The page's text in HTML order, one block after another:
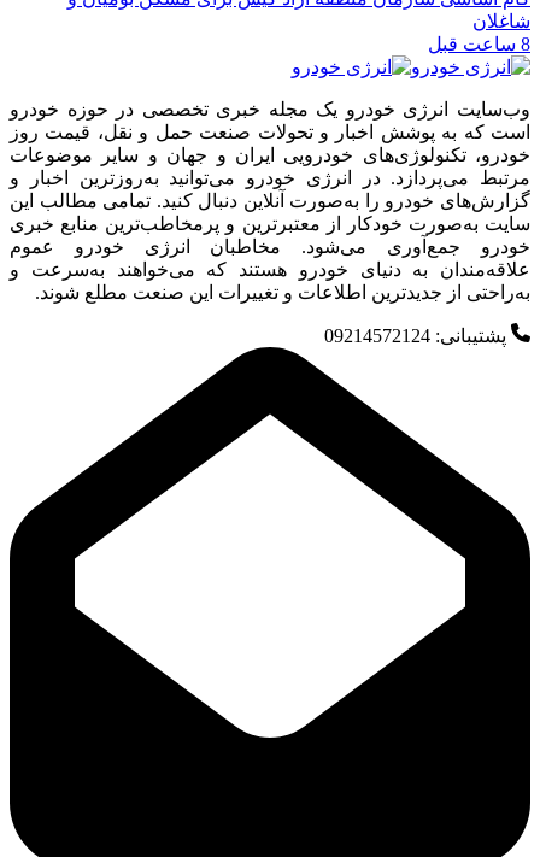
شاغلان
8 ساعت قبل
وب‌سایت انرژی خودرو یک مجله خبری تخصصی در حوزه خودرو
است که به پوشش اخبار و تحولات صنعت حمل و نقل، قیمت روز
خودرو، تکنولوژی‌های خودرویی ایران و جهان و سایر موضوعات
مرتبط می‌پردازد. در انرژی خودرو می‌توانید به‌روزترین اخبار و
گزارش‌های خودرو را به‌صورت آنلاین دنبال کنید. تمامی مطالب این
سایت به‌صورت خودکار از معتبرترین و پرمخاطب‌ترین منابع خبری
خودرو جمع‌آوری می‌شود. مخاطبان انرژی خودرو عموم
علاقه‌مندان به دنیای خودرو هستند که می‌خواهند به‌سرعت و
به‌راحتی از جدیدترین اطلاعات و تغییرات این صنعت مطلع شوند.
پشتیبانی: 09214572124